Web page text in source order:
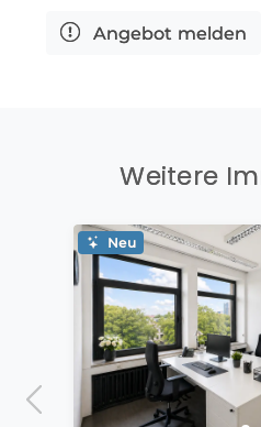
Angebot melden
Weitere
Neu